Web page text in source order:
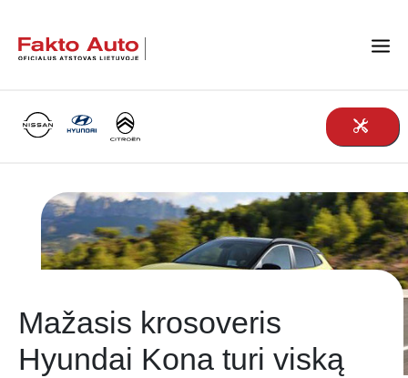
Main Navigation
Mažasis krosoveris
Hyundai Kona turi viską